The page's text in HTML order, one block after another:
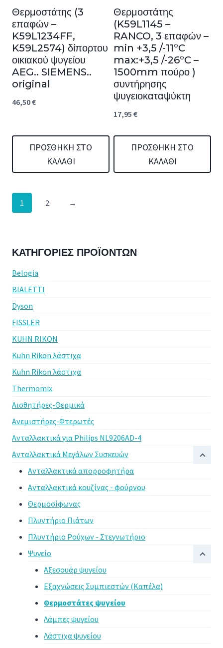
Θερμοστάτης (3
επαφών –
K59L1234FF,
K59L2574) δίπορτου
οικιακού ψυγείου
AEG.. SIEMENS..
original
46,50€
ΠΡΟΣΘΉΚΗ ΣΤΟ
ΚΑΛΆΘΙ
Θερμοστάτης
(K59L1145 –
RANCO, 3 επαφών –
min +3,5 /-11°C
max:+3,5 /-26°C –
1500mm πούρο )
συντήρησης
ψυγειοκαταψύκτη
17,95 €
ΠΡΟΣΘΉΚΗ ΣΤΟ
ΚΑΛΆΘΙ
1 2 →
ΚΑΤΗΓΟΡΊΕΣ ΠΡΟΪΌΝΤΩΝ
Belogia
BIALETTI
Dyson
FISSLER
KUHN RIKON
Kuhn Rikon λάστιχα
Kuhn Rikon λάστιχα
Thermomix
Αισθητήρες-Θερμικά
Ανεμιστήρες-Φτερωτές
Ανταλλακτικά για Philips NL9206AD-4
Ανταλλακτικά Μεγάλων Συσκευών
Ανταλλακτικά απορροφητήρα
Ανταλλακτικά κουζίνας - φούρνου
Θερμοσίφωνας
Πλυντήριο Πιάτων
Πλυντήριο Ρούχων - Στεγνωτήριο
Ψυγείο
Αξεσουάρ ψυγείου
Εξαχνώσεις Συμπιεστών (Καπέλα)
Θερμοστάτες ψυγείου
Λάμπες ψυγείου
Λάστιχα ψυγείου